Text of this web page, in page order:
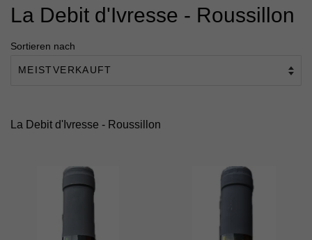
La Debit d'Ivresse - Roussillon
Sortieren nach
La Debit d'Ivresse - Roussillon